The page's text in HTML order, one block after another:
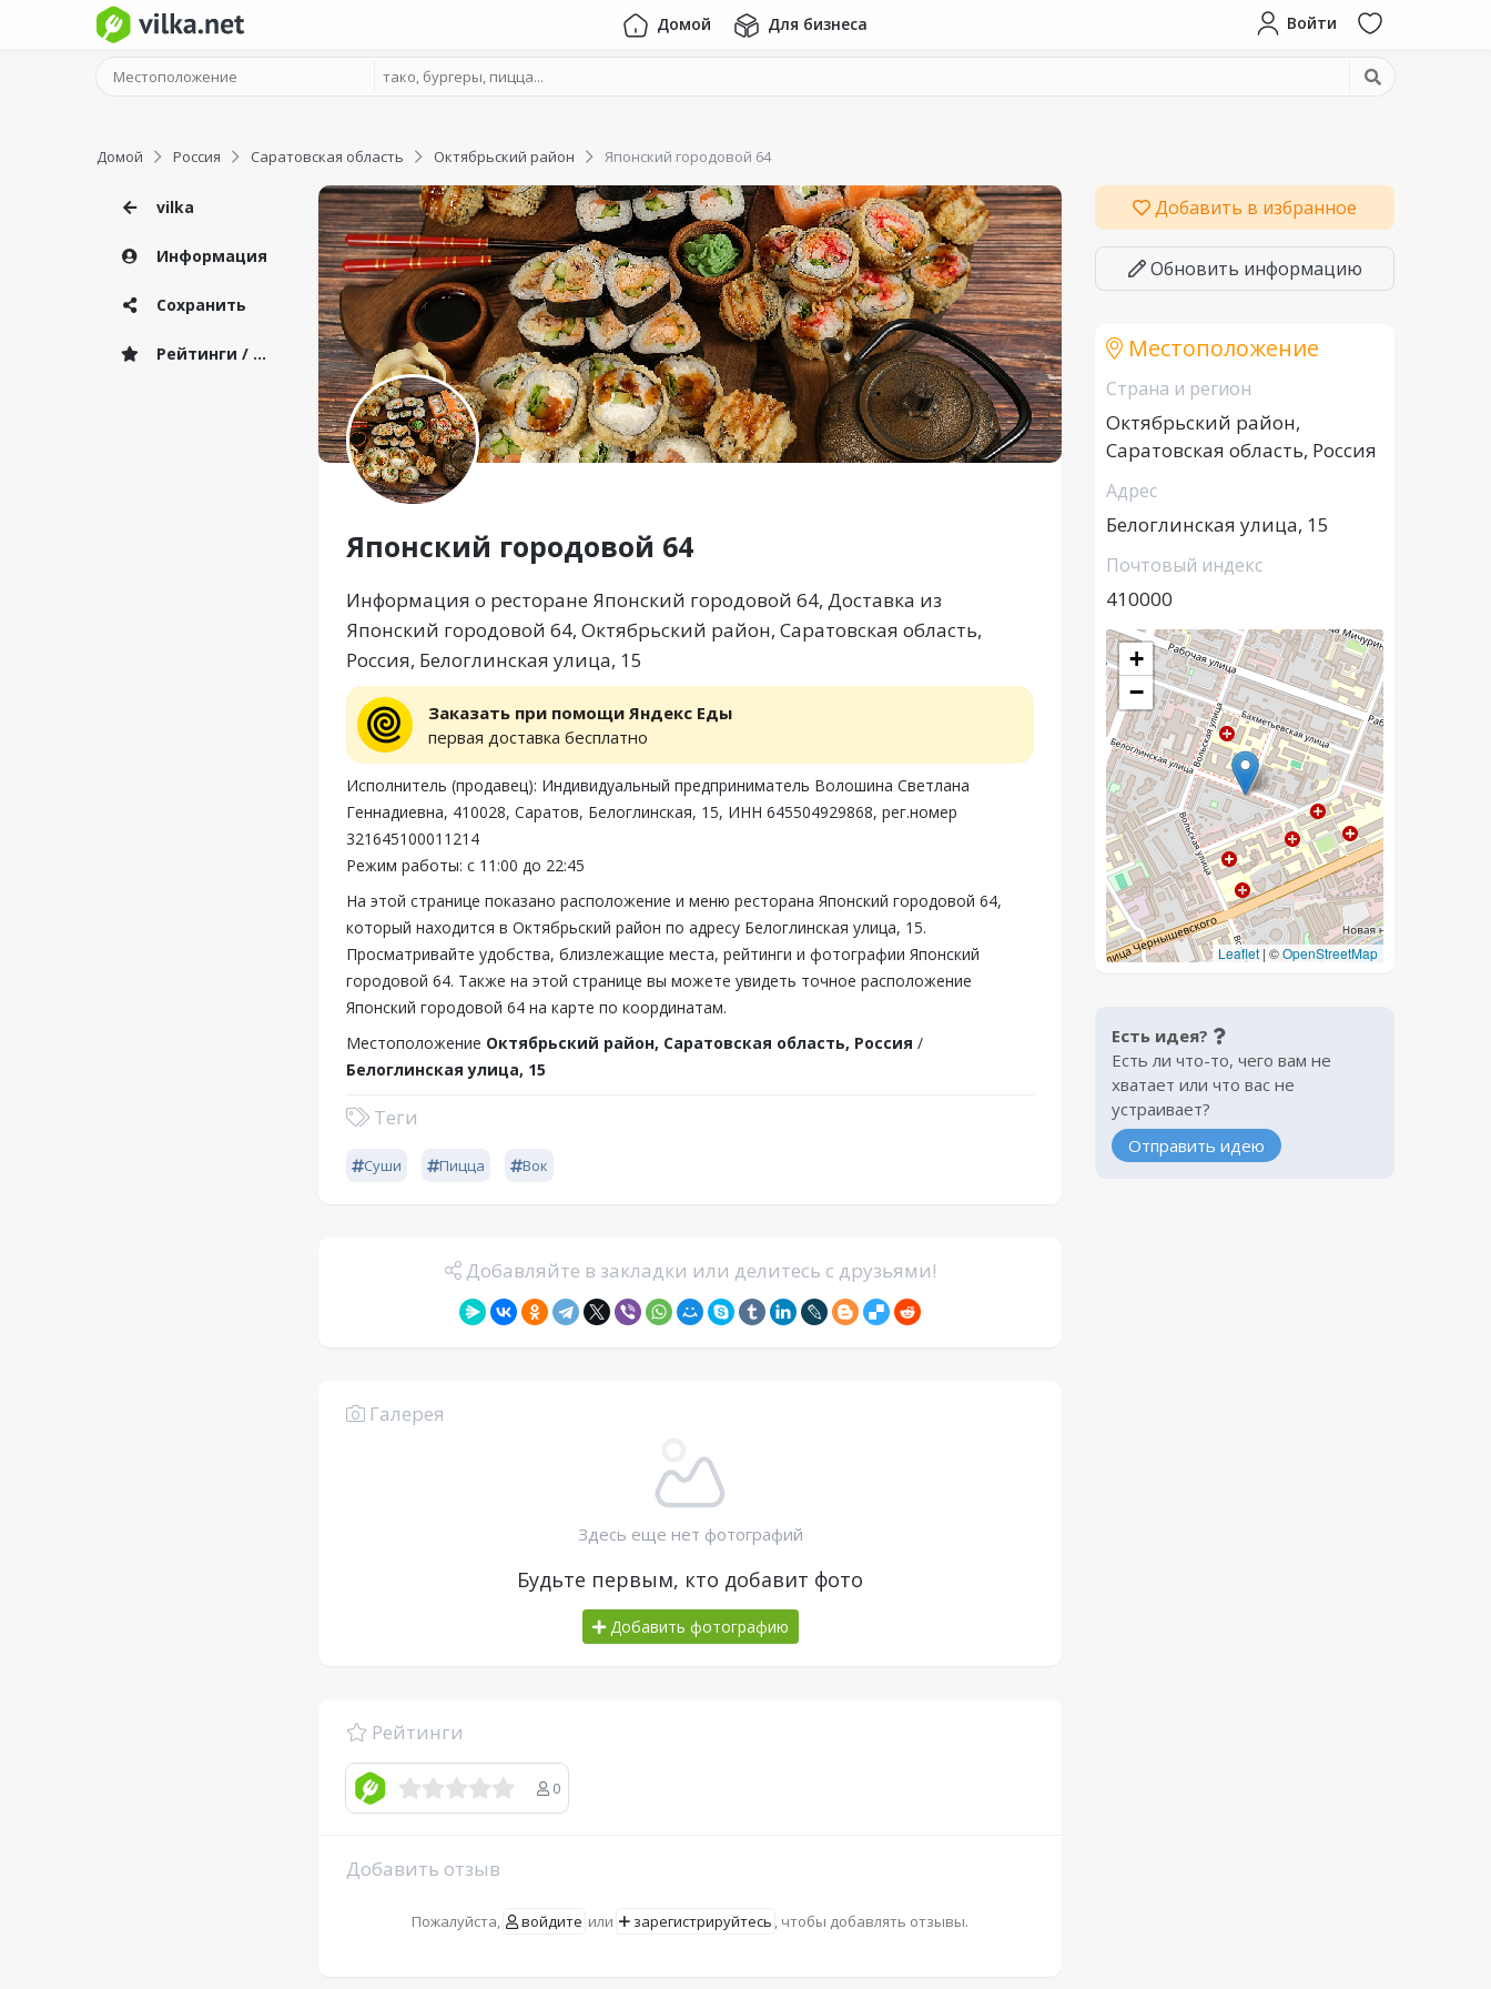
Домой Для бизнеса Войти
Домой Россия Саратовская область Октябрьский район Японский городовой 64
vilka
Информация
Сохранить
Рейтинги / Отзывы
Японский городовой 64
Информация о ресторане Японский городовой 64, Доставка из
Японский городовой 64, Октябрьский район, Саратовская область,
Россия, Белоглинская улица, 15
Заказать при помощи Яндекс Еды
первая доставка бесплатно
Исполнитель (продавец): Индивидуальный предприниматель Волошина Светлана
Геннадиевна, 410028, Саратов, Белоглинская, 15, ИНН 645504929868, рег.номер
321645100011214
Режим работы: с 11:00 до 22:45
На этой странице показано расположение и меню ресторана Японский городовой 64,
который находится в Октябрьский район по адресу Белоглинская улица, 15.
Просматривайте удобства, близлежащие места, рейтинги и фотографии Японский
городовой 64. Также на этой странице вы можете увидеть точное расположение
Японский городовой 64 на карте по координатам.
Местоположение Октябрьский район, Саратовская область, Россия /
Белоглинская улица, 15
Теги
Суши Пицца Вок
Добавляйте в закладки или делитесь с друзьями!
Галерея
Здесь еще нет фотографий
Будьте первым, кто добавит фото
Добавить фотографию
Рейтинги
0
Добавить отзыв
Пожалуйста, войдите или зарегистрируйтесь , чтобы добавлять отзывы.
Добавить в избранное
Обновить информацию
Местоположение
Страна и регион
Октябрьский район,
Саратовская область, Россия
Адрес
Белоглинская улица, 15
Почтовый индекс
410000
+
−
Leaflet | ©OpenStreetMap
Есть идея?
Есть ли что-то, чего вам не
хватает или что вас не
устраивает?
Отправить идею